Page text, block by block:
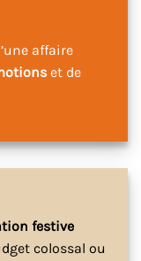
affaire
et de
festive
colossal ou